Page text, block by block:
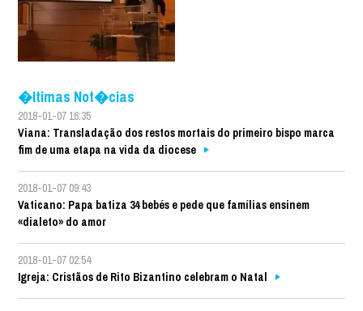
�ltimas Not�cias
2018-01-07 16:35
Viana: Transladação dos restos mortais do primeiro bispo marca
fim de uma etapa na vida da diocese
2018-01-07 09:43
Vaticano: Papa batiza 34 bebés e pede que famílias ensinem
«dialeto» do amor
2018-01-07 02:54
Igreja: Cristãos de Rito Bizantino celebram o Natal